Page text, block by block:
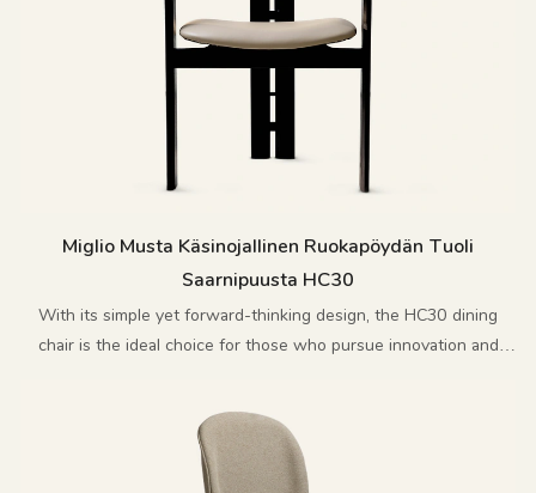
Miglio Musta Käsinojallinen Ruokapöydän Tuoli
Saarnipuusta HC30
With its simple yet forward-thinking design, the HC30 dining
chair is the ideal choice for those who pursue innovation and